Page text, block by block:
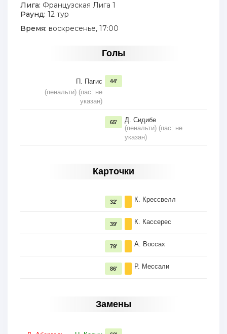
Лига: Французская Лига 1
Раунд: 12 тур
Время: воскресенье, 17:00
Голы
П. Пагис
(пенальти) (пас: не
указан)
44'
Д. Сидибе
(пенальти) (пас: не
указан)
65'
Карточки
К. Крессвелл
32'
К. Кассерес
39'
А. Воссах
79'
Р. Мессали
86'
Замены